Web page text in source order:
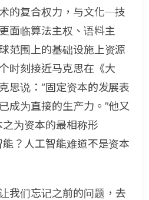
的复合权力，与文化─技
面临算法主权、语料主
范围上的基础设施上资源
时刻接近马克思在《大
思说：“固定资本的发展表
成为直接的生产力。”他又
为资本的最相称形
？人工智能难道不是资本
我们忘记之前的问题，去